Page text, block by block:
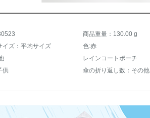
商品重量：130.00 g
イズ：平均サイズ
色:赤
レインコートポーチ
供 傘の折り返し数：その他